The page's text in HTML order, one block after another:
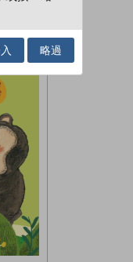
略過